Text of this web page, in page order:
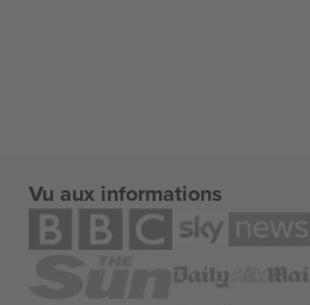
Vu aux informations